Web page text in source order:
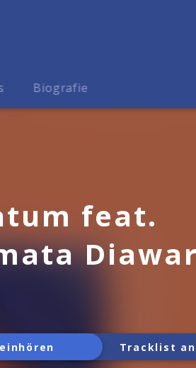
Biografie
feat.
Tracklist